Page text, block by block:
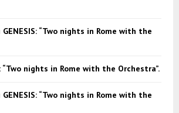
GENESIS: “Two nights in Rome with the
“Two nights in Rome with the Orchestra”.
GENESIS: “Two nights in Rome with the